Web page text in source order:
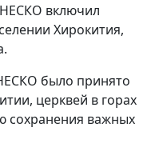
включил
Хирокития,
было принято
церквей в горах
сохранения важных